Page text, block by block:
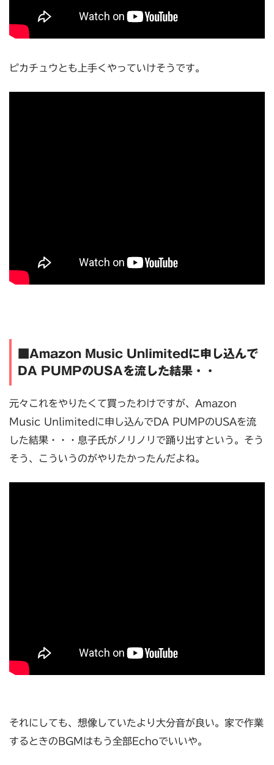
ピカチュウとも上手くやっていけそうです。
■Amazon Music Unlimitedに申し込んで
DA PUMPのUSAを流した結果・・
元々これをやりたくて買ったわけですが、Amazon
Music Unlimitedに申し込んでDA PUMPのUSAを流
した結果・・・息子氏がノリノリで踊り出すという。そう
そう、こういうのがやりたかったんだよね。
それにしても、想像していたより大分音が良い。家で作業
するときのBGMはもう全部Echoでいいや。